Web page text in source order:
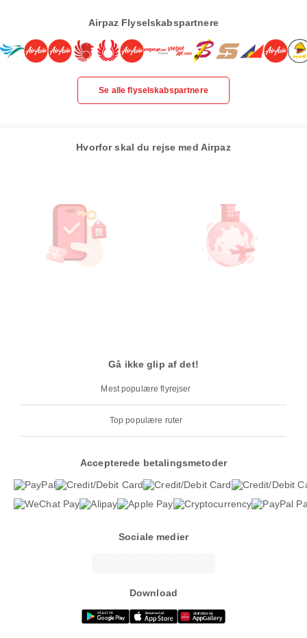
Airpaz Flyselskabspartnere
Se alle flyselskabspartnere
Hvorfor skal du rejse med Airpaz
Gå ikke glip af det!
Mest populære flyrejser
Top populære ruter
Accepterede betalingsmetoder
Sociale medier
Download